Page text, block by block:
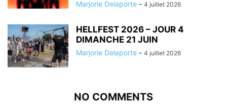
Marjorie Delaporte - 4 juillet 2026
HELLFEST 2026 – JOUR 4
DIMANCHE 21 JUIN
Marjorie Delaporte - 4 juillet 2026
NO COMMENTS